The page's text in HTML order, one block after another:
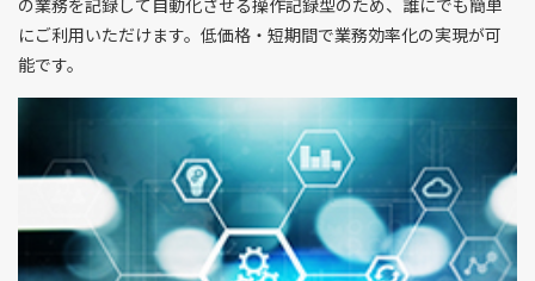
の業務を記録して自動化させる操作記録型のため、誰にでも簡単
にご利用いただけます。低価格・短期間で業務効率化の実現が可
能です。